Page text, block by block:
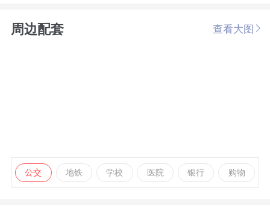
周边配套 查看大图
公交 地铁 学校 医院 银行 购物